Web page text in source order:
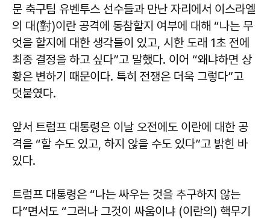
문 축구팀 유벤투스 선수들과 만난 자리에서 이스라엘
의 대(對)이란 공격에 동참할지 여부에 대해 “나는 무
엇을 할지에 대한 생각들이 있고, 시한 도래 1초 전에
최종 결정을 하고 싶다”고 말했다. 이어 “왜냐하면 상
황은 변하기 때문이다. 특히 전쟁은 더욱 그렇다”고
덧붙였다.
앞서 트럼프 대통령은 이날 오전에도 이란에 대한 공
격을 “할 수도 있고, 하지 않을 수도 있다”고 밝힌 바
있다.
트럼프 대통령은 “나는 싸우는 것을 추구하지 않는
다”면서도 “그러나 그것이 싸움이냐 (이란의) 핵무기